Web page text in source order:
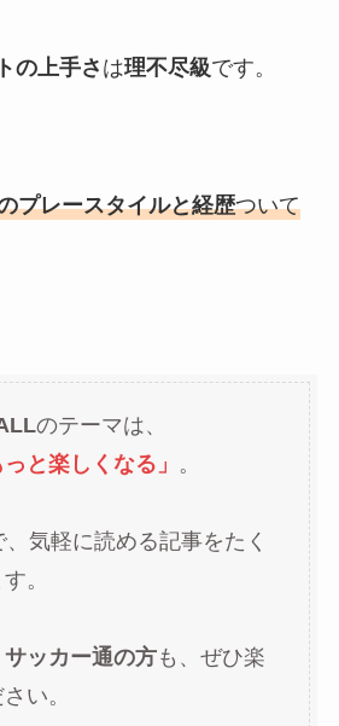
の上手さ は理不尽級です。
プレースタイルと経歴ついて
のテーマは、
と楽しくなる」 。
、気軽に読める記事をたく
。
サッカー通の方も、ぜひ楽
い。